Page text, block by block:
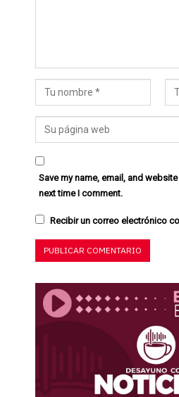
Save my name, email, and
next time I comment.
Recibir un correo electrónico